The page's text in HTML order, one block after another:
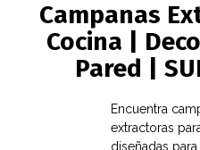
Campanas
Cocina |
Pared |
Encuentra
extractoras
diseñadas